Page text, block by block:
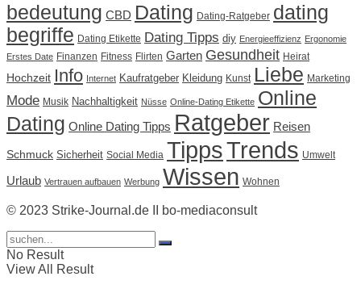
bedeutung CBD Dating Dating-Ratgeber dating
begriffe Dating Etikette Dating Tipps diy Energieeffizienz Ergonomie
Erstes Date Finanzen Fitness Flirten Garten Gesundheit Heirat
Hochzeit Info Internet Kaufratgeber Kleidung Kunst Liebe Marketing
Mode Musik Nachhaltigkeit Nüsse Online-Dating Etikette Online
Dating Online Dating Tipps Ratgeber Reisen
Schmuck Sicherheit Social Media TippsTrends Umwelt
Urlaub Vertrauen aufbauen Werbung Wissen Wohnen
© 2023 Strike-Journal.de II bo-mediaconsult
No Result
View All Result